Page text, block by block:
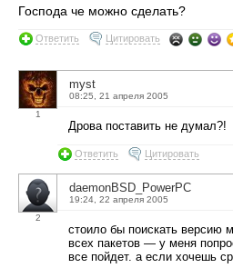
Господа че можно сделать?
Ответить Цитировать
1
myst
08:25, 21 апреля 2005
Дрова поставить не думал?!
Ответить Цитировать
2
daemonBSD_PowerPC
19:24, 22 апреля 2005
стоило бы поискать версию
всех пакетов — у меня
все пойдет. а если хочешь